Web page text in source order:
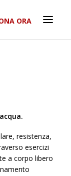
ORA
resistenza,
esercizi
a corpo libero